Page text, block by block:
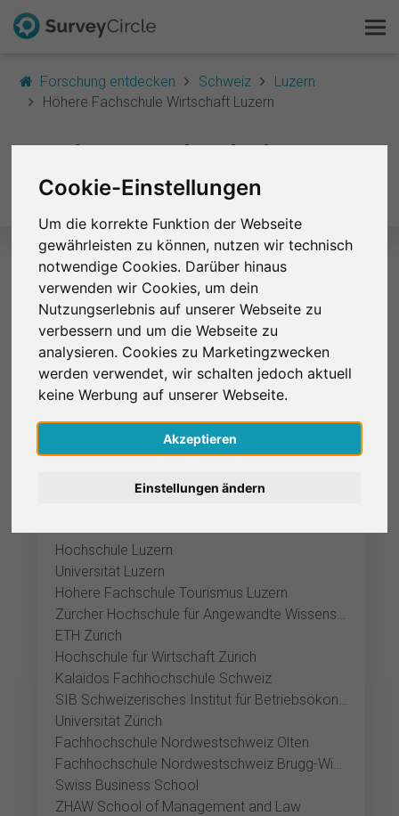
Cookie-Einstellungen
Um die korrekte Funktion der Webseite
gewährleisten zu können, nutzen wir technisch
notwendige Cookies. Darüber hinaus
verwenden wir Cookies, um dein
Nutzungserlebnis auf unserer Webseite zu
verbessern und um die Webseite zu
analysieren. Cookies zu Marketingzwecken
werden verwendet, wir schalten jedoch aktuell
keine Werbung auf unserer Webseite.
Akzeptieren
Einstellungen ändern
Forschung entdecken Schweiz
Luzern
Höhere Fachschule Wirtschaft Luzern
Höhere Fachschule
Wirtschaft Luzern
Ausgewählte Studien – Höhere
Fachschule Wirtschaft Luzern
Zurzeit sind keine Studien dieser Hochschule bei
SurveyCircle gelistet.
Hochschule Luzern
Universität Luzern
Höhere Fachschule Tourismus Luzern
Zürcher Hochschule für Angewandte Wissenschaften Wädenswil
ETH Zürich
Hochschule für Wirtschaft Zürich
Kalaidos Fachhochschule Schweiz
SIB Schweizerisches Institut für Betriebsökonomie
Universität Zürich
Fachhochschule Nordwestschweiz Olten
Fachhochschule Nordwestschweiz Brugg-Windisch
Swiss Business School
ZHAW School of Management and Law
Forschung entdecken
FAQ
Kostenlos registrieren
Anmelden
English
Nederlands